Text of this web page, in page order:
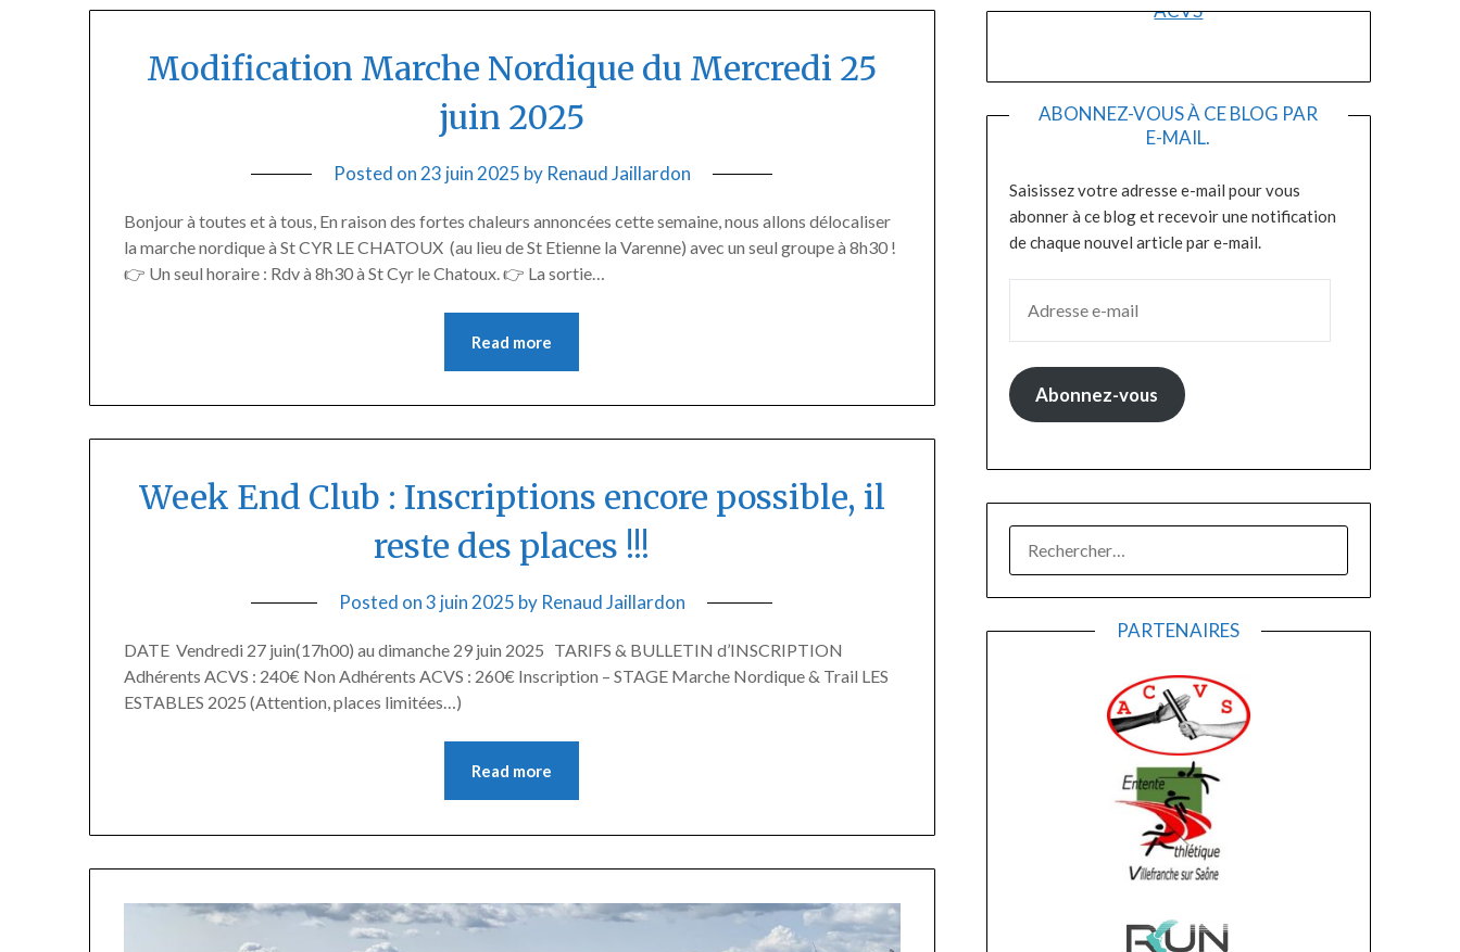
Modification Marche Nordique du Mercredi 25
juin 2025
Posted on 23 juin 2025 by Renaud Jaillardon
Bonjour à toutes et à tous, En raison des fortes chaleurs annoncées cette semaine, nous allons délocaliser
la marche nordique à St CYR LE CHATOUX (au lieu de St Etienne la Varenne) avec un seul groupe à 8h30 !
👉 Un seul horaire : Rdv à 8h30 à St Cyr le Chatoux. 👉 La sortie…
Read more
Week End Club : Inscriptions encore possible, il
reste des places !!!
Posted on3 juin 2025 by Renaud Jaillardon
DATE Vendredi 27 juin(17h00) au dimanche 29 juin 2025 TARIFS & BULLETIN d’INSCRIPTION
Adhérents ACVS : 240€ Non Adhérents ACVS : 260€ Inscription – STAGE Marche Nordique & Trail LES
ESTABLES 2025 (Attention, places limitées…)
Read more
ACVS
ABONNEZ-VOUS À CE BLOG PAR
E-MAIL.
Saisissez votre adresse e-mail pour vous
abonner à ce blog et recevoir une notification
de chaque nouvel article par e-mail.
Abonnez-vous
PARTENAIRES